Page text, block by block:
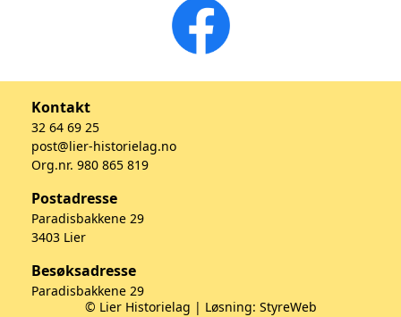
Kontakt
32 64 69 25
post@lier-historielag.no
Org.nr. 980 865 819
Postadresse
Paradisbakkene 29
3403 Lier
Besøksadresse
Paradisbakkene 29
3403 Lier© Lier Historielag | Løsning: StyreWeb